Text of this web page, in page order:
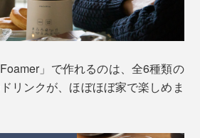
くて続かないという人も。
のが、「Hot Choco & Milk
コ＆ミルクフォーマー）」。
」で作れるのは、全6種類の
リンクが、ほぼほぼ家で楽しめま